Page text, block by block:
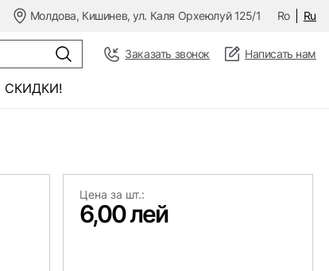
Молдова, Кишинев, ул. Каля Орхеюлуй 125/1 Ro Ru
Заказать звонок Написать нам
СКИДКИ!
Цена за шт.:
6,00 лей